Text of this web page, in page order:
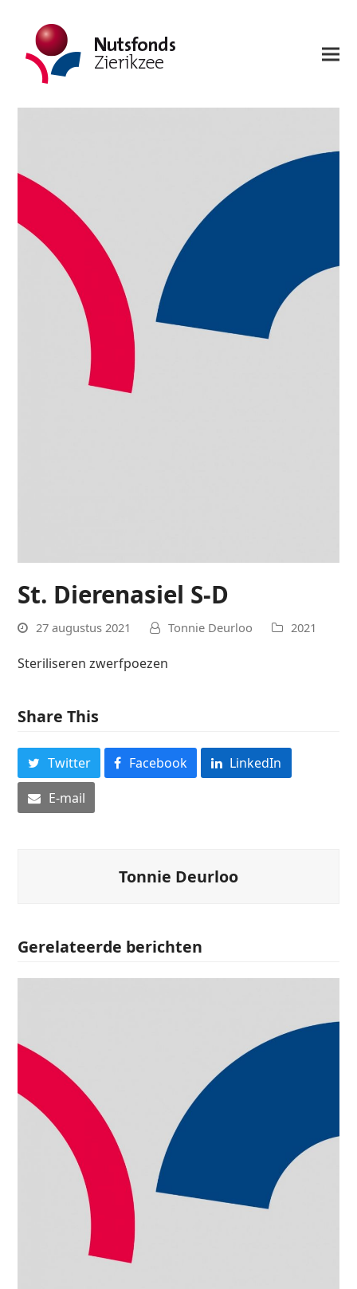
St. Dierenasiel S-D
27 augustus 2021 Tonnie Deurloo 2021
Steriliseren zwerfpoezen
Share This
Twitter Facebook
LinkedIn
E-mail
Tonnie Deurloo
Gerelateerde berichten